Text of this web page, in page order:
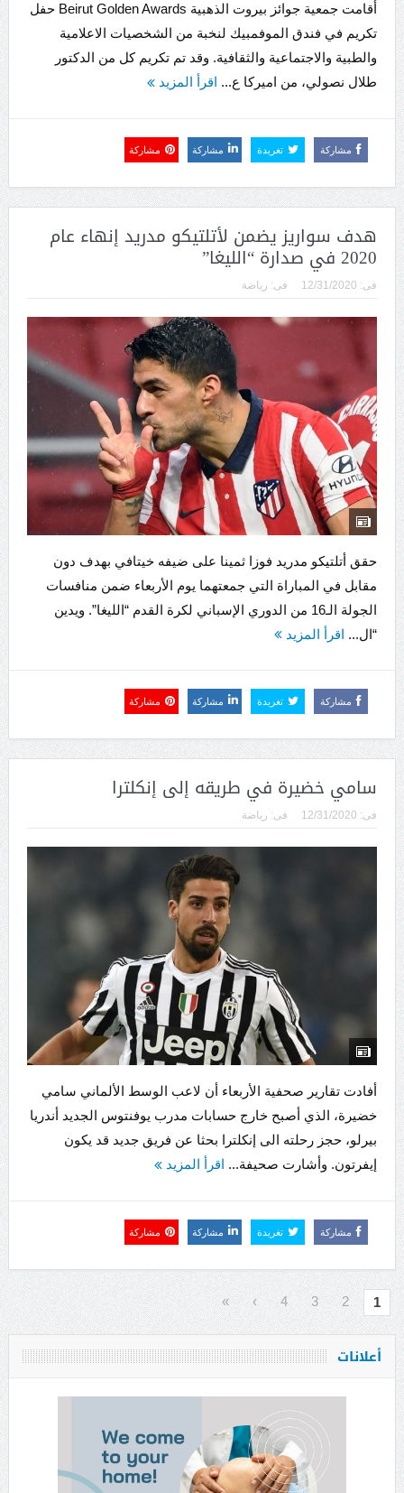
أقامت جمعية جوائز بيروت الذهبية Beirut Golden Awards حفل
تكريم في فندق الموفمبيك لنخبة من الشخصيات الاعلامية
والطبية والاجتماعية والثقافية. وقد تم تكريم كل من الدكتور
طلال نصولي، من اميركا ع... اقرأ المزيد
مشاركة تغريدة مشاركة مشاركة
هدف سواريز يضمن لأتلتيكو مدريد إنهاء عام
2020 في صدارة “الليغا”
فى: 12/31/2020 فى: رياضة
حقق أتلتيكو مدريد فوزا ثمينا على ضيفه خيتافي بهدف دون
مقابل في المباراة التي جمعتهما يوم الأربعاء ضمن منافسات
الجولة الـ16 من الدوري الإسباني لكرة القدم “الليغا”. ويدين
“ال... اقرأ المزيد
مشاركة تغريدة مشاركة مشاركة
سامي خضيرة في طريقه إلى إنكلترا
فى: 12/31/2020 فى: رياضة
أفادت تقارير صحفية الأربعاء أن لاعب الوسط الألماني سامي
خضيرة، الذي أصبح خارج حسابات مدرب يوفنتوس الجديد أندريا
بيرلو، حجز رحلته الى إنكلترا بحثا عن فريق جديد قد يكون
إيفرتون. وأشارت صحيفة... اقرأ المزيد
مشاركة تغريدة مشاركة مشاركة
1
2
3
4
›
»
أعلانات